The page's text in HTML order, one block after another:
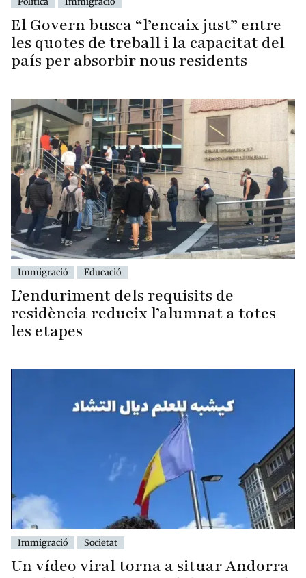
El Govern busca “l’encaix just” entre
les quotes de treball i la capacitat del
país per absorbir nous residents
Immigració Educació
L’enduriment dels requisits de
residència redueix l’alumnat a totes
les etapes
Immigració Societat
Un vídeo viral torna a situar Andorra